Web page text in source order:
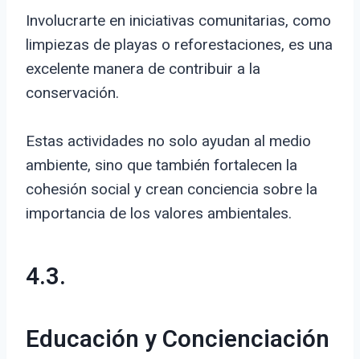
Involucrarte en iniciativas comunitarias, como
limpiezas de playas o reforestaciones, es una
excelente manera de contribuir a la
conservación.
Estas actividades no solo ayudan al medio
ambiente, sino que también fortalecen la
cohesión social y crean conciencia sobre la
importancia de los valores ambientales.
4.3.
Educación y Concienciación